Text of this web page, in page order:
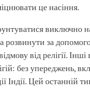
це насіння.
виключно на
за
від релігії.
без упереджень,
Індії. Цей останній